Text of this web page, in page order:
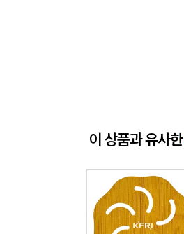
이 상품과 유사한